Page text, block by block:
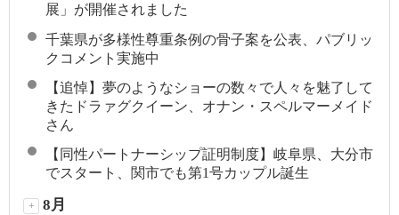
展」が開催されました
千葉県が多様性尊重条例の骨子案を公表、パブリッ
クコメント実施中
【追悼】夢のようなショーの数々で人々を魅了して
きたドラァグクイーン、オナン・スペルマーメイド
さん
【同性パートナーシップ証明制度】岐阜県、大分市
でスタート、関市でも第1号カップル誕生
+ 8月